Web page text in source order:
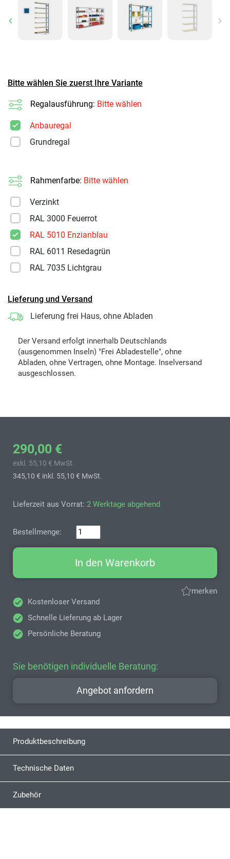
Previous
Bitte wählen Sie zuerst Ihre Variante
Regalausführung: Bitte wählen
Anbauregal
Grundregal
Rahmenfarbe: Bitte wählen
Verzinkt
RAL 3000 Feuerrot
RAL 5010 Enzianblau
RAL 6011 Resedagrün
RAL 7035 Lichtgrau
Lieferung und Versand
Lieferung frei Haus, ohne Abladen
Der Versand erfolgt innerhalb Deutschlands
(ausgenommen Inseln) "Frei Abladestelle", ohne
Abladen, ohne Vertragen, ohne Montage. Inselversand
ausgeschlossen.
290,00 €
exkl. 55,10 € MwSt.
345,10 € inkl. 55,10 € MwSt.
Lieferzeit aus Vorrat: 2 Werktage abgehend
Bestellmenge:
In den Warenkorb
merken
Kostenloser Versand
Schnelle Lieferung ab Lager
Persönliche Beratung
Sie benötigen individuelle Beratung:
Angebot anfordern
Produktbeschreibung
Technische Daten
Zubehör